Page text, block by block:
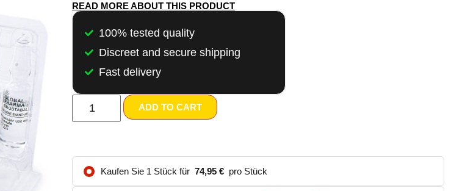
READ MORE ABOUT THIS PRODUCT
100% tested quality
Discreet and secure shipping
Fast delivery
ADD TO CART
Kaufen Sie 1 Stück für 74,95 € pro Stück